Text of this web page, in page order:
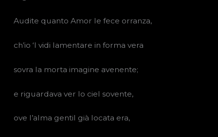
Audite quanto Amor le fece orranza,
ch’io ‘l vidi lamentare in forma vera
sovra la morta imagine avenente;
e riguardava ver lo ciel sovente,
ove l’alma gentil già locata era,